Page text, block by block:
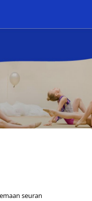
Voimistelijat ry
seuran